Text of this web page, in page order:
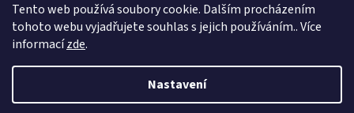
Tento web používá soubory cookie. Dalším procházením
tohoto webu vyjadřujete souhlas s jejich používáním.. Více
informacízde.
Nastavení
Vytvořil Shoptet